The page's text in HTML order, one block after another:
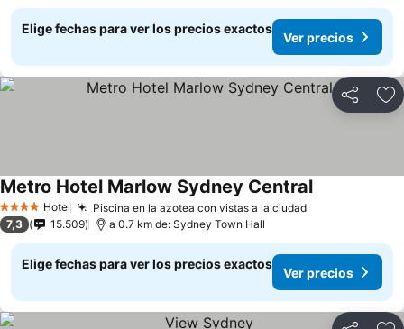
Elige fechas para ver los precios exactos
Ver precios
Compartir
4 EstrellasHotel Piscina en la azotea con vistas a la ciudadVer precios
Metro Hotel Marlow Sydney CentralVer precios
7,3 15.509 a 0.7 km de: Sydney Town Hall
Elige fechas para ver los precios exactos
Ver precios